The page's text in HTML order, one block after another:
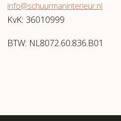
info@schuurmaninterieur.nl
KvK: 36010999
BTW: NL8072.60.836.B01